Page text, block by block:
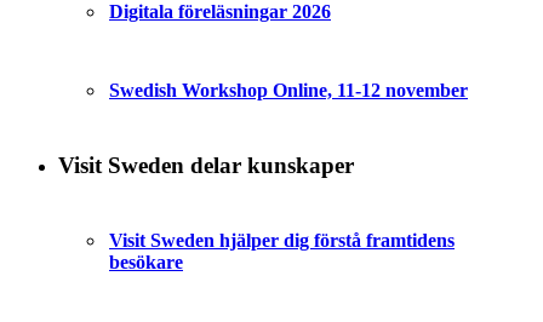
Digitala föreläsningar 2026
Swedish Workshop Online, 11-12 november
Visit Sweden delar kunskaper
Visit Sweden hjälper dig förstå framtidens
besökare